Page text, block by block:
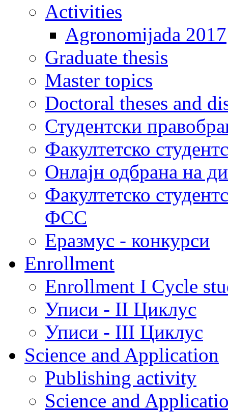
Activities
Agronomijada 2017
Graduate thesis
Master topics
Doctoral theses and
Студентски
Факултетско
Онлајн одбрана на
Факултетско
ФСС
Еразмус - конкурси
Enrollment
Enrollment I Cycle
Уписи - II Циклус
Уписи - III Циклус
Science and Application
Publishing activity
Science and